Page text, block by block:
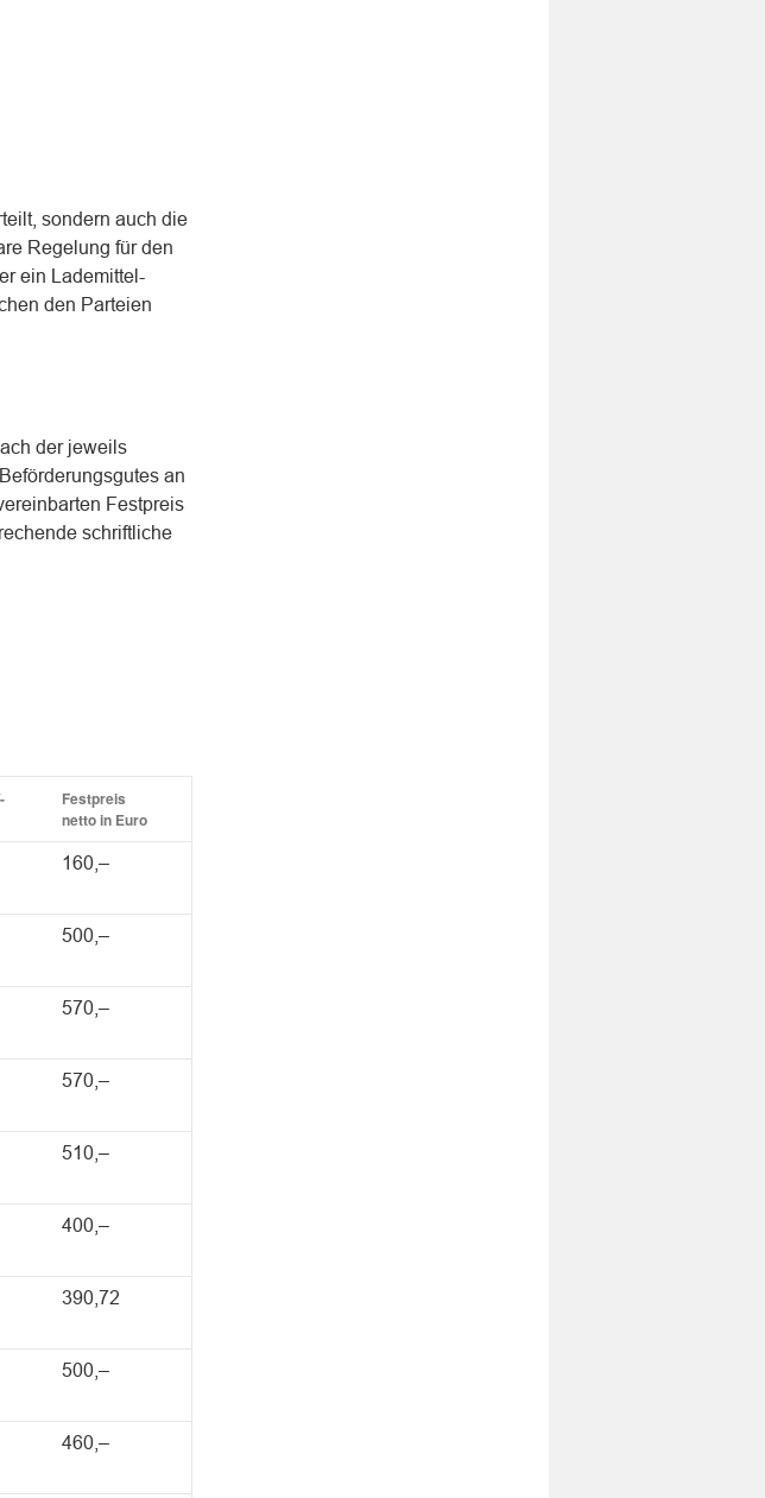
sondern auch die
Regelung für den
ein Lademittel-
den Parteien
der jeweils
an
Festpreis
schriftliche
Festpreis
netto in Euro
160,–
500,–
570,–
570,–
510,–
400,–
390,72
500,–
460,–